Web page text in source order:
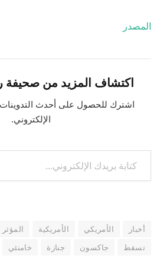
ل
المصدر
اكتشاف المزيد من صحيفة
اشترك للحصول على أحدث
الإلكتروني.
كتابة بريدك الإلكتروني...
أخبار الأمريكي الأمريكية المؤثر
تسقط
جاكسون جنازة خامنئي